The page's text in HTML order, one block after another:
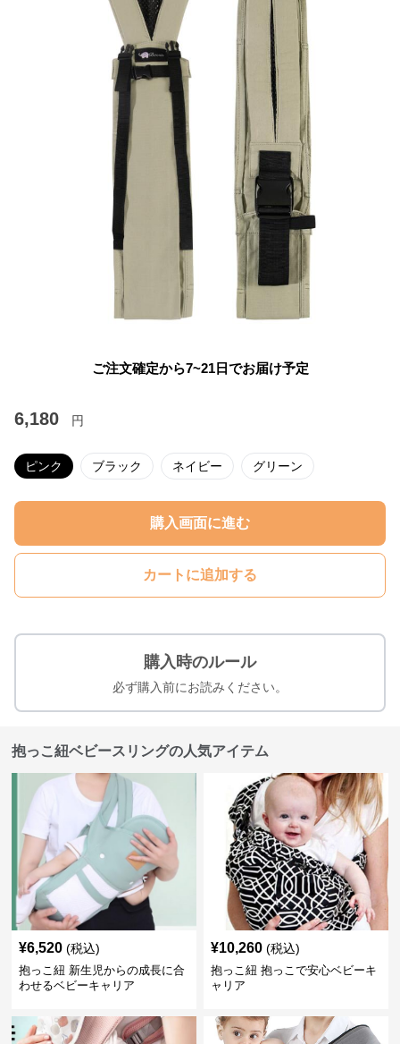
ご注文確定から7~21日でお届け予定
6,180 円
ピンク ブラック ネイビー グリーン
購入画面に進む
カートに追加する
購入時のルール
必ず購入前にお読みください。
抱っこ紐ベビースリングの人気アイテム
¥6,520 (税込)
抱っこ紐 新生児からの成長に合
わせるベビーキャリア
¥10,260 (税込)
抱っこ紐 抱っこで安心ベビーキ
ャリア